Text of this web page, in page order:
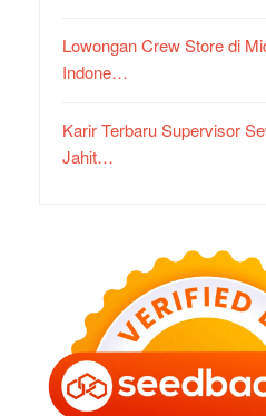
Lowongan Crew Store di
Indone…
Karir Terbaru Supervisor
Jahit…